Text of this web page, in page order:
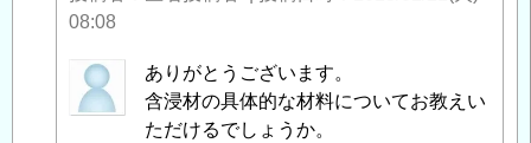
08:08
匿
名
ありがとうございます。
含浸材の具体的な材料についてお教えい
ただけるでしょうか。